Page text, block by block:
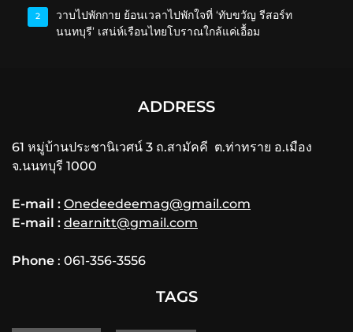
2
วาบไปพักกาย ย้อนเวลาไปพักใจที่ ‘ทับขวัญ รีสอร์ท
นนทบุรี’ เสน่ห์เรือนไทยโบราณใกล้แค่เอื้อม
ADDRESS
61 หมู่บ้านประชานิเวศน์ 3 ถ.สามัคคี ต.ท่าทราย อ.เมือง
จ.นนทบุรี 1000
E-mail : Onedeedeemag@gmail.com
E-mail : dearnitt@gmail.com
Phone : 061-356-3556
TAGS